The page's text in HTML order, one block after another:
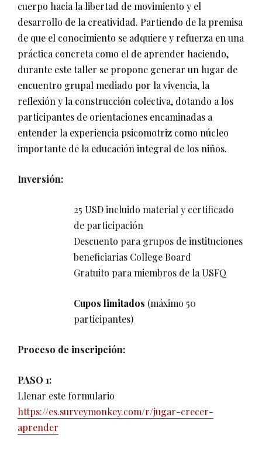
cuerpo hacia la libertad de movimiento y el
desarrollo de la creatividad. Partiendo de la premisa
de que el conocimiento se adquiere y refuerza en una
práctica concreta como el de aprender haciendo,
durante este taller se propone generar un lugar de
encuentro grupal mediado por la vivencia, la
reflexión y la construcción colectiva, dotando a los
participantes de orientaciones encaminadas a
entender la experiencia psicomotriz como núcleo
importante de la educación integral de los niños.
Inversión:
25 USD incluido material y certificado
de participación
Descuento para grupos de instituciones
beneficiarias College Board
Gratuito para miembros de la USFQ
Cupos limitados (máximo 50
participantes)
Proceso de inscripción:
PASO 1:
Llenar este formulario
https://es.surveymonkey.com/r/jugar-crecer-
aprender